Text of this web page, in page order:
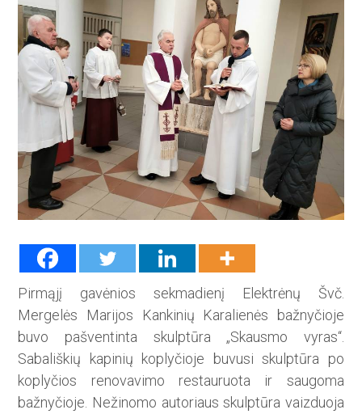
Pirmąjį gavėnios sekmadienį Elektrėnų Švč.
Mergelės Marijos Kankinių Karalienės bažnyčioje
buvo pašventinta skulptūra „Skausmo vyras“.
Sabališkių kapinių koplyčioje buvusi skulptūra po
koplyčios renovavimo restauruota ir saugoma
bažnyčioje. Nežinomo autoriaus skulptūra vaizduoja